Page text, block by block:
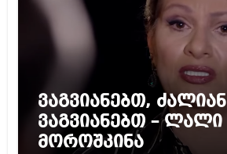
ვაგვიანებთ, ძალიან
ვაგვიანებთ – ლალი
მოროშკინა